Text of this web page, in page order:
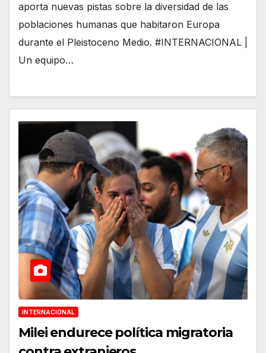
aporta nuevas pistas sobre la diversidad de las
poblaciones humanas que habitaron Europa
durante el Pleistoceno Medio. #INTERNACIONAL |
Un equipo…
INTERNACIONAL
Milei endurece política migratoria